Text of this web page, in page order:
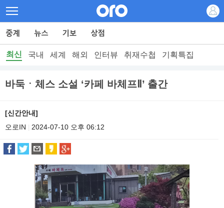
최신 국내 세계 해외 인터뷰 취재수첩 기획특집
바둑ㆍ체스 소설 ‘카페 바체프Ⅱ’ 출간
[신간안내]
오로IN
2024-07-10 오후 06:12